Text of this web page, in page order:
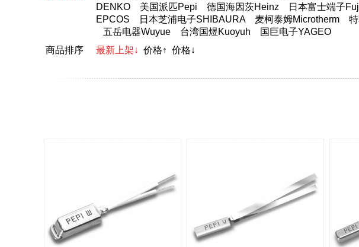
DENKO
美国派匹Pepi 德国海因茨Heinz 日本富士端子
EPCOS
日本芝浦电子SHIBAURA 麦柯泰姆Microtherm
五岳电器Wuyue
台湾国煜Kuoyuh
国巨电子YAGEO
商品排序
最新上架↓ 价格↑ 价格↓